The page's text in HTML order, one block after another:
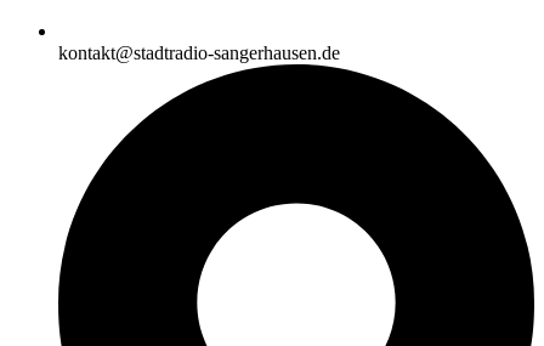
kontakt@stadtradio-sangerhausen.de